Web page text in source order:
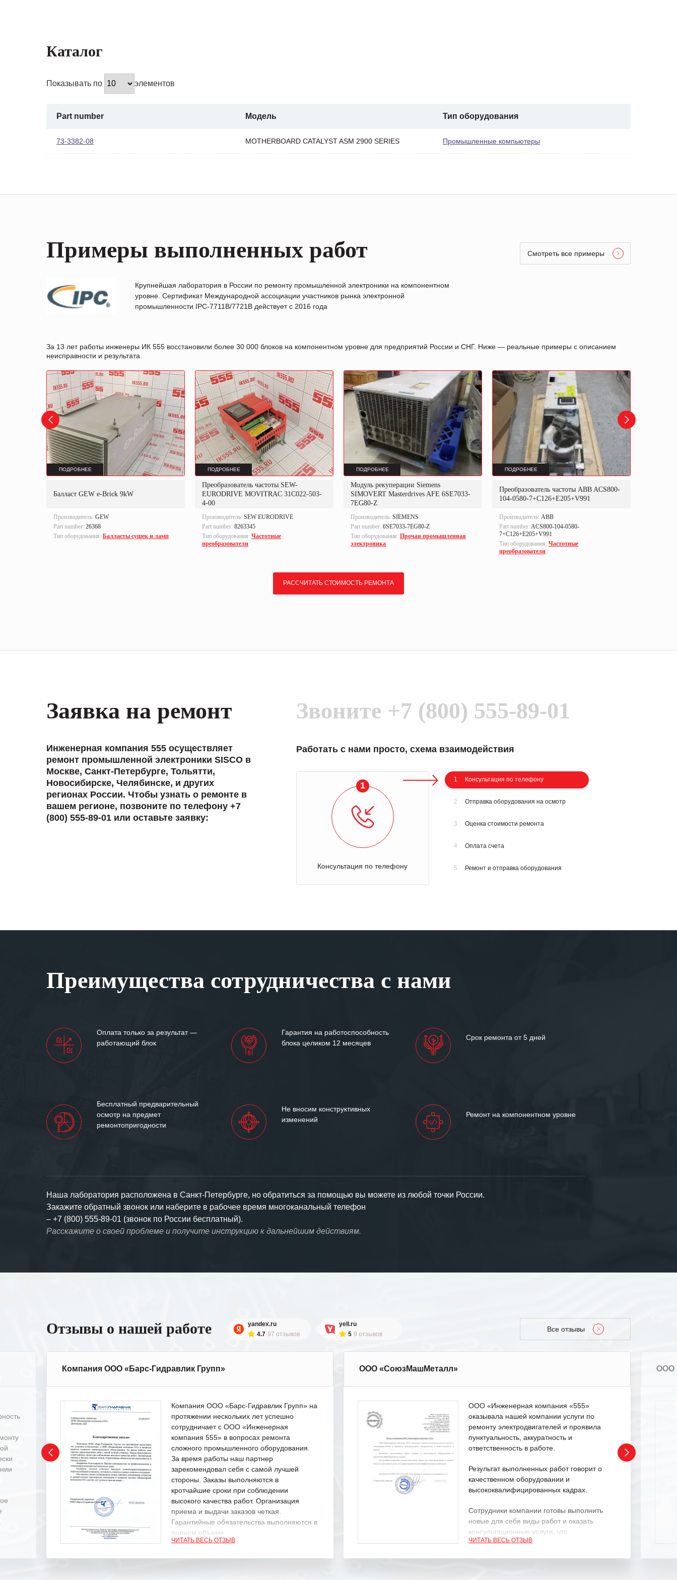
Каталог
Показывать по элементов
Part number Модель Тип оборудования
73-3382-08 MOTHERBOARD CATALYST ASM 2900 SERIES Промышленные компьютеры
Примеры выполненных работ
Крупнейшая лаборатория в России по ремонту промышленной электроники на компонентном
уровне. Сертификат Международной ассоциации участников рынка электронной
промышленности IPC-7711B/7721B действует с 2016 года
Смотреть все примеры
За 13 лет работы инженеры ИК 555 восстановили более 30 000 блоков на компонентном уровне для предприятий России и СНГ. Ниже — реальные примеры с описанием
неисправности и результата.
ПОДРОБНЕЕ
Балласт GEW e-Brick 9kW
Производитель: GEW
Part number: 26368
Тип оборудования: Балласты сушек и ламп
ПОДРОБНЕЕ
Преобразователь частоты SEW-
EURODRIVE MOVITRAC 31C022-503-
4-00
Производитель: SEW EURODRIVE
Part number: 8263345
Тип оборудования: Частотные
преобразователи
ПОДРОБНЕЕ
Модуль рекуперации Siemens
SIMOVERT Masterdrives AFE 6SE7033-
7EG80-Z
Производитель: SIEMENS
Part number: 6SE7033-7EG80-Z
Тип оборудования: Прочая промышленная
электроника
ПОДРОБНЕЕ
Преобразователь частоты ABB ACS800-
104-0580-7+C126+E205+V991
Производитель: ABB
Part number: ACS800-104-0580-
7+C126+E205+V991
Тип оборудования: Частотные
преобразователи
РАССЧИТАТЬ СТОИМОСТЬ РЕМОНТА
Заявка на ремонт
Инженерная компания 555 осуществляет
ремонт промышленной электроники SISCO в
Москве, Санкт-Петербурге, Тольятти,
Новосибирске, Челябинске, и других
регионах России. Чтобы узнать о ремонте в
вашем регионе, позвоните по телефону +7
(800) 555-89-01 или оставьте заявку:
Звоните +7 (800) 555-89-01
Работать с нами просто, схема взаимодействия
2
Отправка оборудования на осмотр
1 Консультация по телефону
2 Отправка оборудования на осмотр
3 Оценка стоимости ремонта
4 Оплата счета
5 Ремонт и отправка оборудования
Преимущества сотрудничества с нами
Оплата только за результат —
работающий блок
Гарантия на работоспособность
блока целиком 12 месяцев
Срок ремонта от 5 дней
Бесплатный предварительный
осмотр на предмет
ремонтопригодности
Не вносим конструктивных
изменений
Ремонт на компонентном уровне
Наша лаборатория расположена в Санкт-Петербурге, но обратиться за помощью вы можете из любой точки России.
Закажите обратный звонок или наберите в рабочее время многоканальный телефон
– +7 (800) 555-89-01 (звонок по России бесплатный).
Расскажите о своей проблеме и получите инструкцию к дальнейшим действиям.
Отзывы о нашей работе
yandex.ru
4.7 97 отзывов
yell.ru
5 9 отзывов
Все отзывы
Компания ООО «Барс-Гидравлик Групп»
Компания ООО «Барс-Гидравлик Групп» на
протяжении нескольких лет успешно
сотрудничает с ООО «Инженерная
компания 555» в вопросах ремонта
сложного промышленного оборудования.
За время работы наш партнер
зарекомендовал себя с самой лучшей
стороны. Заказы выполняются в
кротчайшие сроки при соблюдении
высокого качества работ. Организация
приема и выдачи заказов четкая.
Гарантийные обязательства выполняются в
полном объеме.
ЧИТАТЬ ВЕСЬ ОТЗЫВ
ООО «СоюзМашМеталл»
ООО «Инженерная компания «555»
оказывала нашей компании услуги по
ремонту электродвигателей и проявила
пунктуальность, аккуратность и
ответственность в работе.
Результат выполненных работ говорит о
качественном оборудовании и
высококвалифицированных кадрах.
Сотрудники компании готовы выполнить
новые для себя виды работ и оказать
консультационные услуги, что
характеризует их как профессионалов
ЧИТАТЬ ВЕСЬ ОТЗЫВ
ООО